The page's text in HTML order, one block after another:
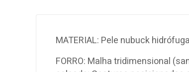
MATERIAL: Pele nubuck hidrófuga
FORRO: Malha tridimensional